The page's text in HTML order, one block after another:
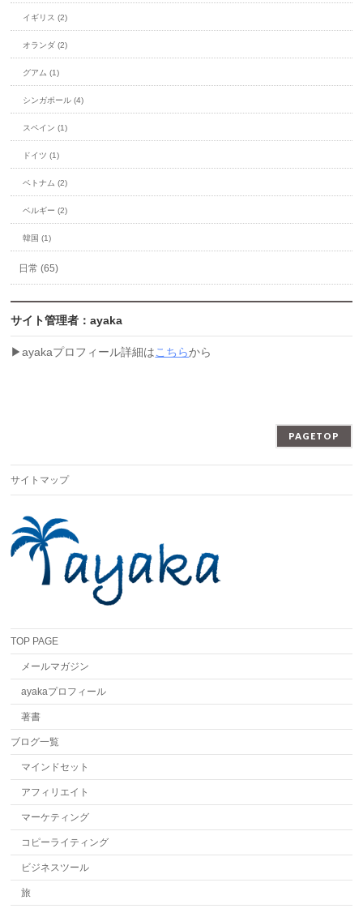
イギリス (2)
オランダ (2)
グアム (1)
シンガポール (4)
スペイン (1)
ドイツ (1)
ベトナム (2)
ベルギー (2)
韓国 (1)
日常 (65)
サイト管理者：ayaka
▶︎ayakaプロフィール詳細はこちらから
PAGETOP
サイトマップ
TOP PAGE
メールマガジン
ayakaプロフィール
著書
ブログ一覧
マインドセット
アフィリエイト
マーケティング
コピーライティング
ビジネスツール
旅